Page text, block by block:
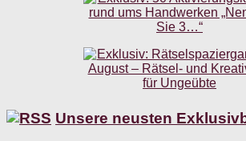
Unsere neusten